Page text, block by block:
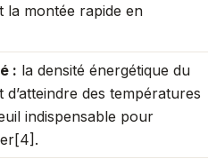
la montée rapide en
: la densité énergétique du
des températures
indispensable pour